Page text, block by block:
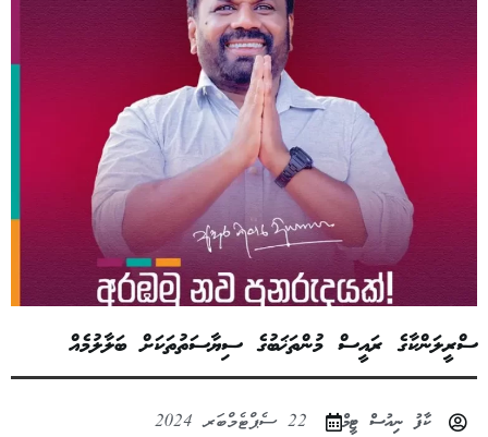
ސްރީލަންކާގެ ރައީސް މުންތަޚަބުގެ ސިޔާސަތުތަކަށް ބަލާލުމެއް
ކާފު ނިއުސް ޓީމް 22 ސެޕްޓެމްބަރ 2024